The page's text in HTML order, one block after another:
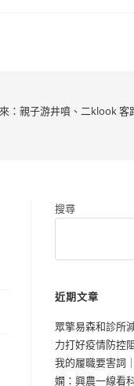
：親子游井噴、二klook
搜尋
近期文章
眾擎易森和診所
力打好疫情防控
我的履職要害詞
嫻：興農一線看